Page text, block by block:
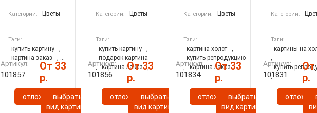
Категории: Цветы
Тэги:
купить картину
,
картина заказ
, ...
Артикул:
101857
От 33
р.
отложитьвыбрать
вид картины
Категории: Цветы
Тэги:
купить картину
,
подарок картина
, картина заказ ,
...
Артикул:
101856
От 33
р.
отложитьвыбрать
вид картины
Категории: Цветы
Тэги:
картина холст
,
купить репродукцию
, картина заказ
Артикул:
101834
От 33
р.
отложитьвыбрать
вид картины
Категории:
Тэги:
картины на
,
купить
, ...
Артикул:
101831
От
р.